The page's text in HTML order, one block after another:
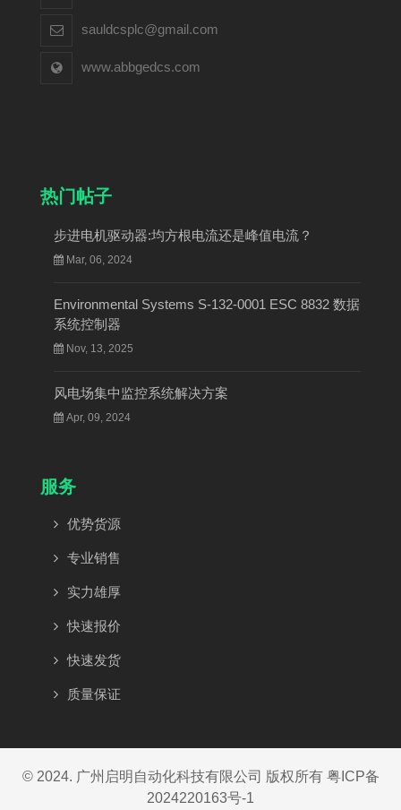
sauldcsplc@gmail.com
www.abbgedcs.com
热门帖子
步进电机驱动器:均方根电流还是峰值电流？
Mar, 06, 2024
Environmental Systems S-132-0001 ESC 8832 数据
系统控制器
Nov, 13, 2025
风电场集中监控系统解决方案
Apr, 09, 2024
服务
优势货源
专业销售
实力雄厚
快速报价
快速发货
质量保证
© 2024. 广州启明自动化科技有限公司 版权所有 粤ICP备
2024220163号-1